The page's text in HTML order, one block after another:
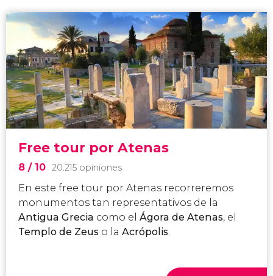
Free tour por Atenas
8 / 10 20.215 opiniones
En este free tour por Atenas recorreremos
monumentos tan representativos de la
Antigua Grecia como el Ágora de Atenas, el
Templo de Zeus o la Acrópolis.